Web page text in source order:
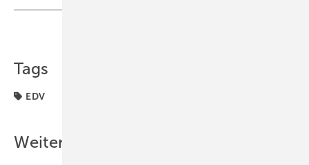
Tags
EDV
Weitere Inhalte